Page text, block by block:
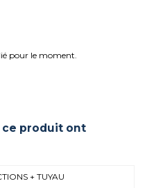
pour le moment.
produit ont